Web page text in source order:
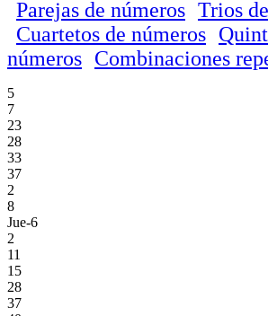
Parejas de números Trios
Cuartetos de números
números Combinaciones
5
7
23
28
33
37
2
8
Jue-6
2
11
15
28
37